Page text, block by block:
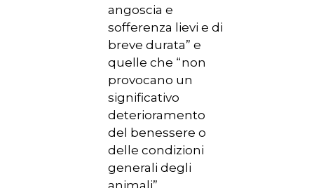
angoscia e
sofferenza lievi e di
breve durata” e
quelle che “non
provocano un
significativo
deterioramento
del benessere o
delle condizioni
generali degli
animali”